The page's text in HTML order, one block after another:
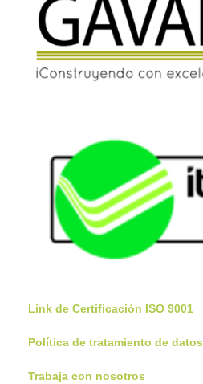
Link de Certificación ISO 9001
Política de tratamiento de datos
Trabaja con nosotros